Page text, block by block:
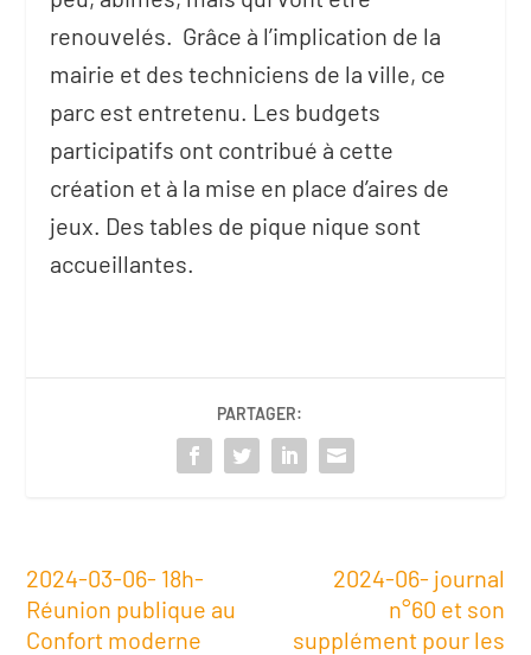
renouvelés. Grâce à l’implication de la
mairie et des techniciens de la ville, ce
parc est entretenu. Les budgets
participatifs ont contribué à cette
création et à la mise en place d’aires de
jeux. Des tables de pique nique sont
accueillantes.
PARTAGER:
2024-03-06- 18h-
Réunion publique au
Confort moderne
2024-06- journal
n°60 et son
supplément pour les